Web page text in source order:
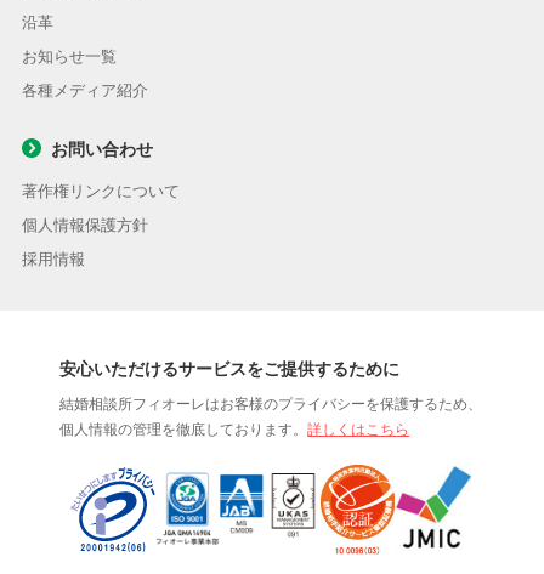
沿革
お知らせ一覧
各種メディア紹介
お問い合わせ
著作権リンクについて
個人情報保護方針
採用情報
安心いただけるサービスをご提供するために
結婚相談所フィオーレはお客様のプライバシーを保護するため、
個人情報の管理を徹底しております。詳しくはこちら